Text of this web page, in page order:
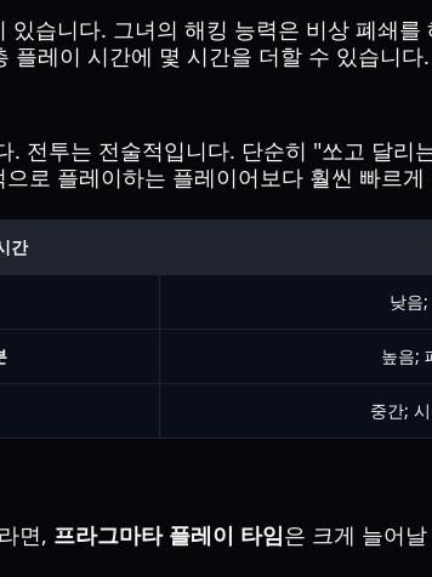
습니다. 그녀의 해킹 능력은 비상 폐쇄
플레이 시간에 몇 시간을 더할 수 있습니다.
전투는 전술적입니다. 단순히 "쏘고 달리
로 플레이하는 플레이어보다 훨씬 빠르
간
낮음
높음;
중간;
면, 프라그마타 플레이 타임은 크게 늘어